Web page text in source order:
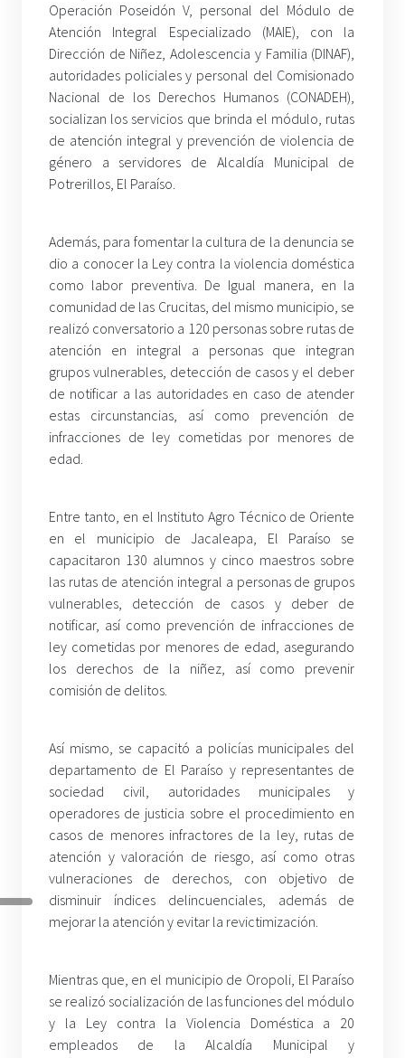
Operación Poseidón V, personal del Módulo de
Atención Integral Especializado (MAIE), con la
Dirección de Niñez, Adolescencia y Familia (DINAF),
autoridades policiales y personal del Comisionado
Nacional de los Derechos Humanos (CONADEH),
socializan los servicios que brinda el módulo, rutas
de atención integral y prevención de violencia de
género a servidores de Alcaldía Municipal de
Potrerillos, El Paraíso.
Además, para fomentar la cultura de la denuncia se
dio a conocer la Ley contra la violencia doméstica
como labor preventiva. De Igual manera, en la
comunidad de las Crucitas, del mismo municipio, se
realizó conversatorio a 120 personas sobre rutas de
atención en integral a personas que integran
grupos vulnerables, detección de casos y el deber
de notificar a las autoridades en caso de atender
estas circunstancias, así como prevención de
infracciones de ley cometidas por menores de
edad.
Entre tanto, en el Instituto Agro Técnico de Oriente
en el municipio de Jacaleapa, El Paraíso se
capacitaron 130 alumnos y cinco maestros sobre
las rutas de atención integral a personas de grupos
vulnerables, detección de casos y deber de
notificar, así como prevención de infracciones de
ley cometidas por menores de edad, asegurando
los derechos de la niñez, así como prevenir
comisión de delitos.
Así mismo, se capacitó a policías municipales del
departamento de El Paraíso y representantes de
sociedad civil, autoridades municipales y
operadores de justicia sobre el procedimiento en
casos de menores infractores de la ley, rutas de
atención y valoración de riesgo, así como otras
vulneraciones de derechos, con objetivo de
disminuir índices delincuenciales, además de
mejorar la atención y evitar la revictimización.
Mientras que, en el municipio de Oropoli, El Paraíso
se realizó socialización de las funciones del módulo
y la Ley contra la Violencia Doméstica a 20
empleados de la Alcaldía Municipal y